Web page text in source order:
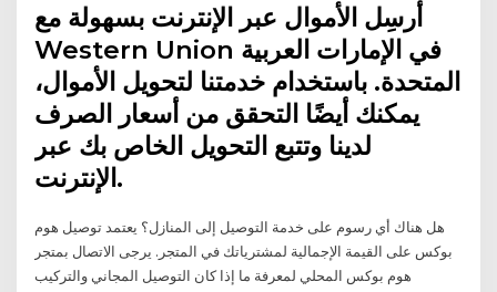
أرسِل الأموال عبر الإنترنت بسهولة مع
Western Union في الإمارات العربية
المتحدة. باستخدام خدمتنا لتحويل الأموال،
يمكنك أيضًا التحقق من أسعار الصرف
لدينا وتتبع التحويل الخاص بك عبر
الإنترنت.
هل هناك أي رسوم على خدمة التوصيل إلى المنازل؟ يعتمد توصيل هوم
بوكس على القيمة الإجمالية لمشترياتك في المتجر. يرجى الاتصال بمتجر
هوم بوكس المحلي لمعرفة ما إذا كان التوصيل المجاني والتركيب